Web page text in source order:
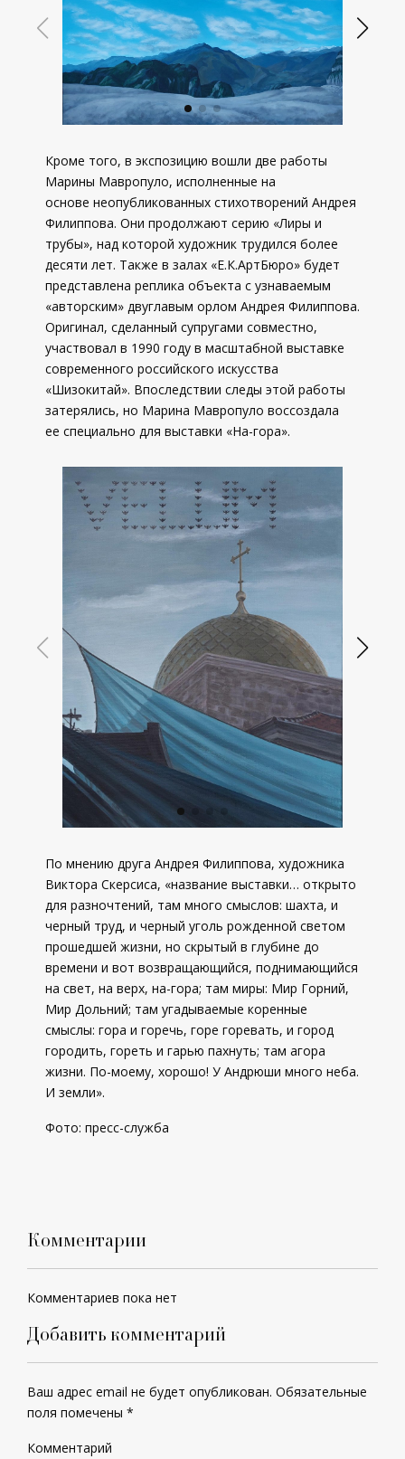
Кроме того, в экспозицию вошли две работы
Марины Мавропуло, исполненные на
основе неопубликованных стихотворений Андрея
Филиппова. Они продолжают серию «Лиры и
трубы», над которой художник трудился более
десяти лет. Также в залах «Е.К.АртБюро» будет
представлена реплика объекта с узнаваемым
«авторским» двуглавым орлом Андрея Филиппова.
Оригинал, сделанный супругами совместно,
участвовал в 1990 году в масштабной выставке
современного российского искусства
«Шизокитай». Впоследствии следы этой работы
затерялись, но Марина Мавропуло воссоздала
ее специально для выставки «На-гора».
По мнению друга Андрея Филиппова, художника
Виктора Скерсиса, «название выставки… открыто
для разночтений, там много смыслов: шахта, и
черный труд, и черный уголь рожденной светом
прошедшей жизни, но скрытый в глубине до
времени и вот возвращающийся, поднимающийся
на свет, на верх, на-гора; там миры: Мир Горний,
Мир Дольний; там угадываемые коренные
смыслы: гора и горечь, горе горевать, и город
городить, гореть и гарью пахнуть; там агора
жизни. По-моему, хорошо! У Андрюши много неба.
И земли».
Фото: пресс-служба
Комментарии
Комментариев пока нет
Добавить комментарий
Ваш адрес email не будет опубликован. Обязательные
поля помечены *
Комментарий